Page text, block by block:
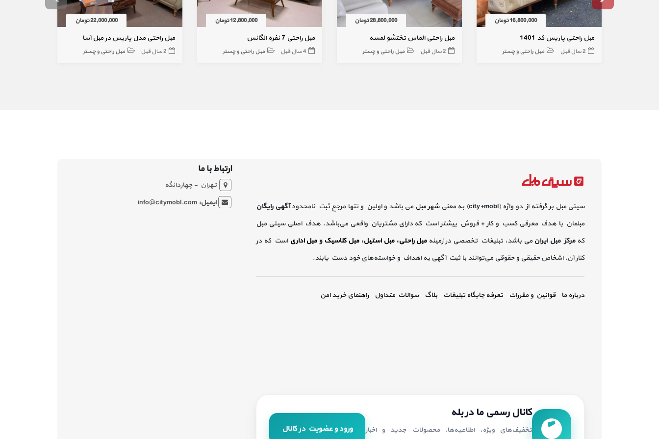
16,800,000 تومان
مبل راحتی پاریس کد 1401
2 سال قبل مبل راحتی و چستر
28,800,000 تومان
مبل راحتی الماس تختشو لمسه
2 سال قبل مبل راحتی و چستر
12,800,000 تومان
مبل راحتی 7 نفره الگانس
4 سال قبل مبل راحتی و چستر
22,000,000 تومان
مبل راحتی مدل پاریس در مبل آسا
2 سال قبل مبل راحتی و چستر
سیتی مبل بر گرفته از دو واژه (city+mobl) به معنی شهر مبل می باشد و اولین و تنها مرجع ثبت نامحدودآگهی رایگان
مبلمان با هدف معرفی کسب و کار + فروش بیشتر است که دارای مشتریان واقعی می‌باشد. هدف اصلی سیتی مبل
کهمرکز مبل ایران می باشد، تبلیغات تخصصی در زمینه مبل راحتی،مبل استیل،مبل کلاسیک ومبل اداری است که در
کنار آن، اشخاص حقیقی و حقوقی می‌توانند با ثبت آگهی به اهداف و خواسته‌های خود دست یابند.
درباره ما قوانین و مقررات تعرفه جایگاه تبلیغات بلاگ سوالات متداول راهنمای خرید امن
کانال رسمی ما در بله
تخفیف‌های ویژه، اطلاعیه‌ها، محصولات جدید و اخبار
ورود و عضویت در کانال
ارتباط با ما
تهران - چهاردانگه
ایمیل: info@citymobl.com